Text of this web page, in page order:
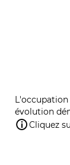
évolution
Cliquez